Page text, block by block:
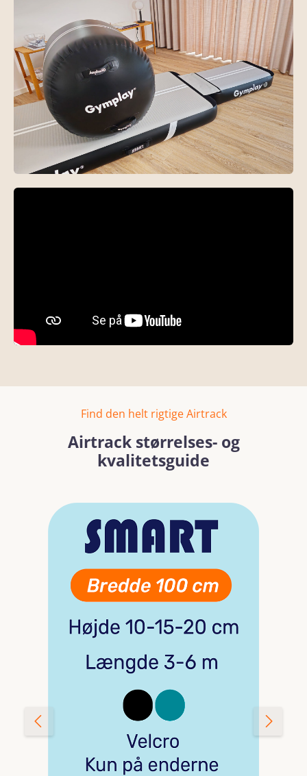
Find den helt rigtige Airtrack
Airtrack størrelses- og
kvalitetsguide
Spring over billedgalleri
Læs mere